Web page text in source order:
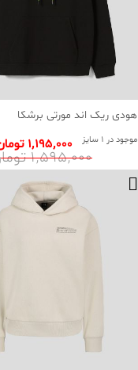
هودی ریک اند مورتی برشکا
موجود در 1 سایز
1٬595٬000 تومان
1٬195٬000 تومان